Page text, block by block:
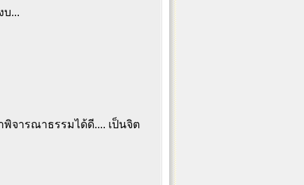
บ...
จารณาธรรมได้ดี.... เป็นจิต